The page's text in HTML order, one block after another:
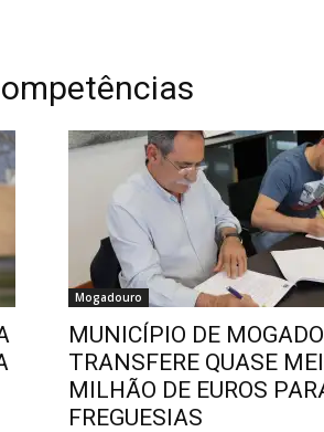
Mogadouro
MUNICÍPIO DE
TRANSFERE QUASE
MILHÃO DE EUROS
FREGUESIAS